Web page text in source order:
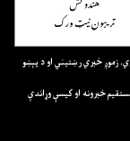
زموږ خبري رښتيني او د پېښو
خبرونه او کيسې وړاندې